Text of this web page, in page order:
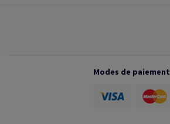
Modes de paiement